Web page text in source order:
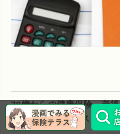
70歳からの健康保険～老
える～ | 保険テラス